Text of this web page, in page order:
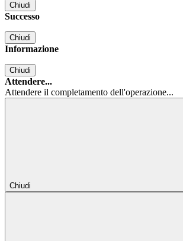
Chiudi
Successo
Chiudi
Informazione
Chiudi
Attendere...
Attendere il completamento dell'operazione...
Chiudi